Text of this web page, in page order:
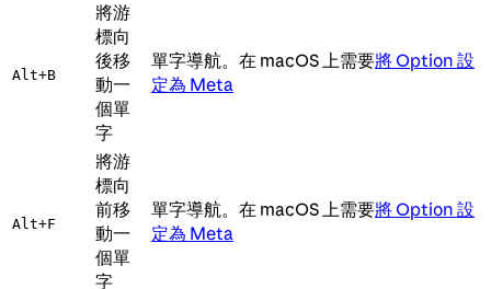
Alt+B
將游
標向
後移
動一
個單
字
單字導航。在 macOS 上需要將 Option 設
定為 Meta
Alt+F
將游
標向
前移
動一
個單
字
單字導航。在 macOS 上需要將 Option 設
定為 Meta